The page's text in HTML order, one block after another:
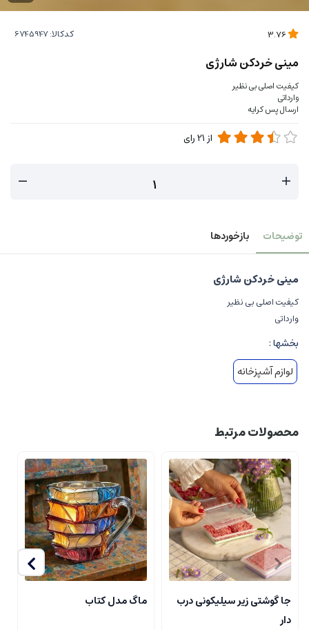
کدکالا:
مینی خردکن شارژی
کیفیت اصلی بی نظیر
وارداتی
ارسال پس کرایه
از21رای
توضیحات بازخوردها
مینی خردکن شارژی
کیفیت اصلی بی نظیر
وارداتی
بخشها :
لوازم آشپزخانه
محصولات مرتبط
جا گوشتی زیر سیلیکونی درب
دار
ماگ مدل کتاب